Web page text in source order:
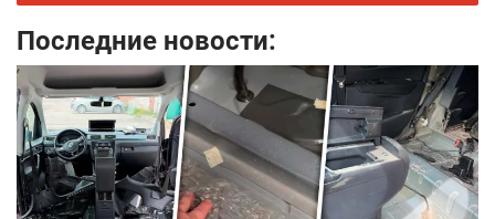
Последние новости: